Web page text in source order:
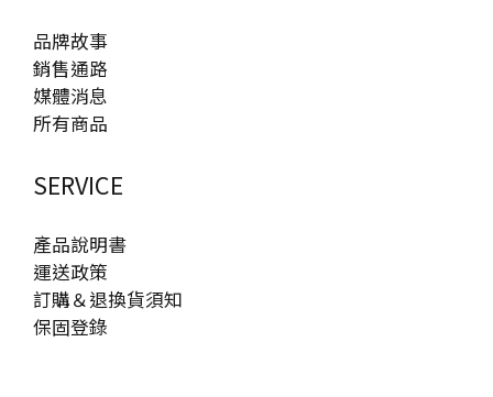
品牌故事
銷售通路
媒體消息
所有商品
SERVICE
產品說明書
運送政策
訂購＆退換貨須知
保固登錄